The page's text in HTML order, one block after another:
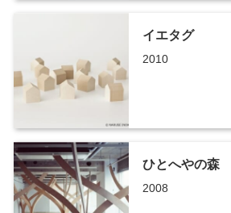
イエタグ
2010
ひとへやの森
2008